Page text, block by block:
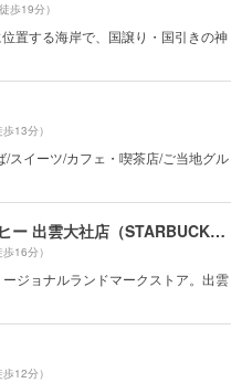
徒歩19分）
置する海岸で、国譲り・国引きの神
歩13分）
/スイーツ/カフェ・喫茶店/ご当地グル
スターバックスコーヒー 出雲大社店（STARBUCKS COFFEE）
歩16分）
ジョナルランドマークストア。出雲
歩12分）